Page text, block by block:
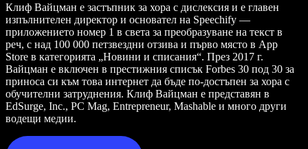
Клиф Вайцман е застъпник за хора с дислексия и е главен
изпълнителен директор и основател на Speechify —
приложението номер 1 в света за преобразуване на текст в
реч, с над 100 000 петзвездни отзива и първо място в App
Store в категорията „Новини и списания“. През 2017 г.
Вайцман е включен в престижния списък Forbes 30 под 30 за
приноса си към това интернет да бъде по-достъпен за хора с
обучителни затруднения. Клиф Вайцман е представян в
EdSurge, Inc., PC Mag, Entrepreneur, Mashable и много други
водещи медии.